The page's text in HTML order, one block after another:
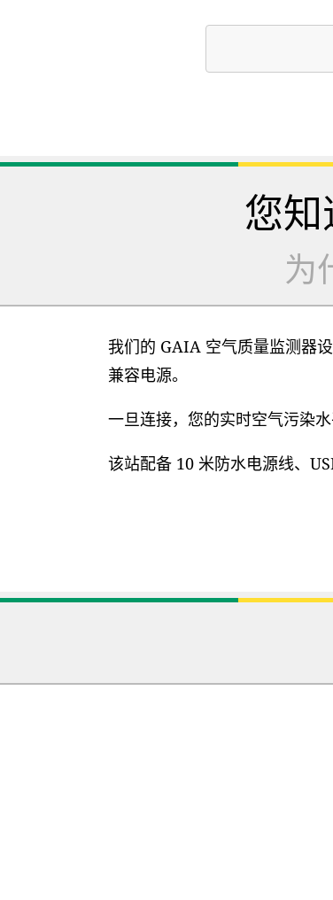
您知
为
我们的 GAIA 空气质量监测器
兼容电源。
一旦连接，您的实时空气污染
该站配备 10 米防水电源线、